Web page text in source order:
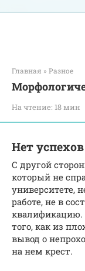
Главная » Разное
На чтение: 18 мин
Нет
С другой
который не
университете,
работе, не в
квалификацию.
того, как из
вывод о
на нем крест.